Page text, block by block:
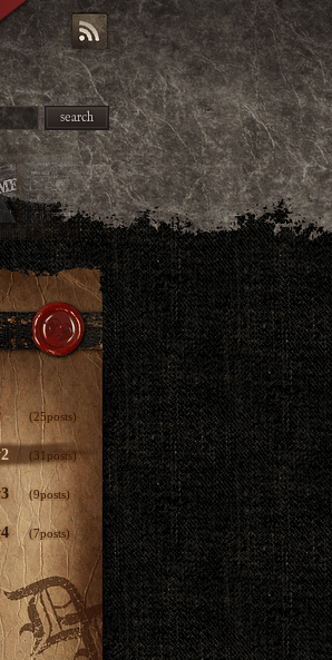
search
(25posts)
(31posts)
(9posts)
(7posts)